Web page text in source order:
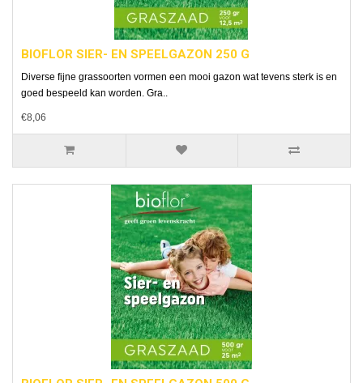
BIOFLOR SIER- EN SPEELGAZON 250 G
Diverse fijne grassoorten vormen een mooi gazon wat tevens sterk is en
goed bespeeld kan worden. Gra..
€8,06